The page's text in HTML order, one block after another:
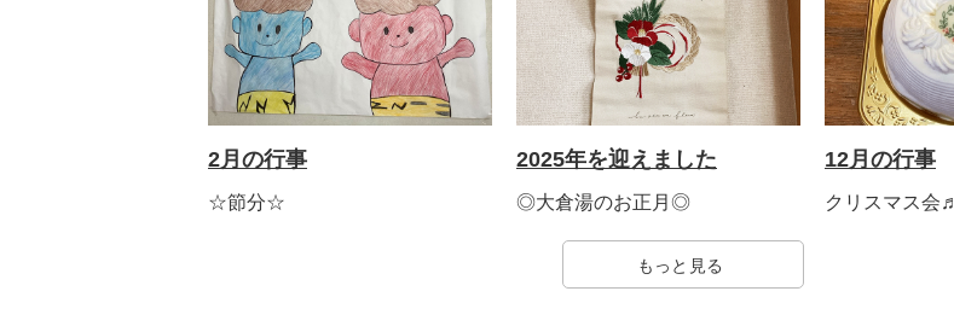
2月の行事
☆節分☆
2025年を迎えました
◎大倉湯のお正月◎
12月の行事
クリスマス会♬
もっと見る